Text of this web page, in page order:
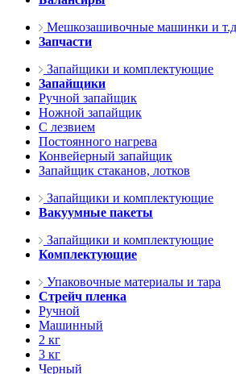
Мешкозашивочные машинки и
Запчасти
Запайщики и комплектующие
Запайщики
Ручной запайщик
Ножной запайщик
С лезвием
Постоянного нагрева
Конвейерный запайщик
Запайщик стаканов, лотков
Запайщики и комплектующие
Вакуумные пакеты
Запайщики и комплектующие
Комплектующие
Упаковочные материалы и тара
Стрейч пленка
Ручной
Машинный
2 кг
3 кг
Черный